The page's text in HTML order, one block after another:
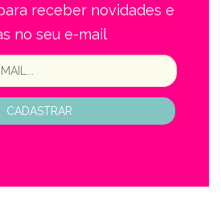
receber novidades e
no seu e-mail
CADASTRAR